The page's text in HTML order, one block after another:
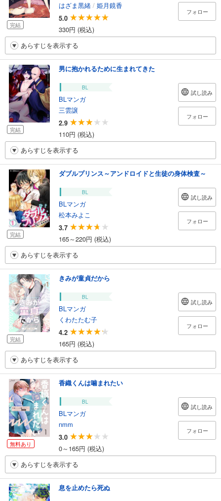
完結
はざま黒緒 / 姫月鏡香
5.0
330円 (税込)
フォロー
あらすじを表示する
完結
男に抱かれるために生まれてきた
BL
BLマンガ
三雲譲
2.9
110円 (税込)
試し読み
フォロー
あらすじを表示する
完結
ダブルプリンス～アンドロイドと生徒の身体検査～
BL
BLマンガ
松本みよこ
3.7
165～220円 (税込)
試し読み
フォロー
あらすじを表示する
完結
きみが童貞だから
BL
BLマンガ
くわたたむ子
4.2
165円 (税込)
試し読み
フォロー
あらすじを表示する
無料あり
香織くんは噛まれたい
BL
BLマンガ
nmm
3.0
0～165円 (税込)
試し読み
フォロー
あらすじを表示する
息を止めたら死ぬ